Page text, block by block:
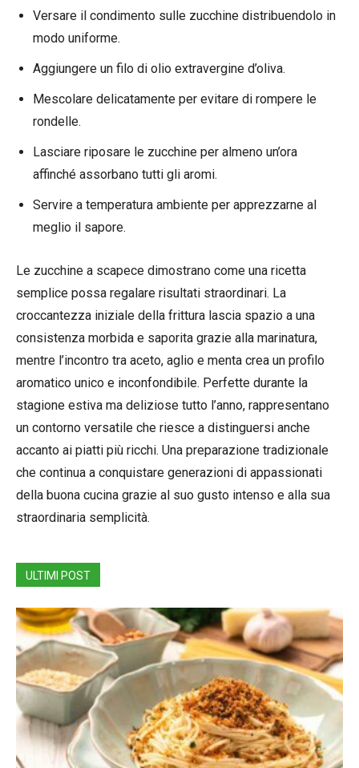
Versare il condimento sulle zucchine distribuendolo in
modo uniforme.
Aggiungere un filo di olio extravergine d’oliva.
Mescolare delicatamente per evitare di rompere le
rondelle.
Lasciare riposare le zucchine per almeno un’ora
affinché assorbano tutti gli aromi.
Servire a temperatura ambiente per apprezzarne al
meglio il sapore.
Le zucchine a scapece dimostrano come una ricetta
semplice possa regalare risultati straordinari. La
croccantezza iniziale della frittura lascia spazio a una
consistenza morbida e saporita grazie alla marinatura,
mentre l’incontro tra aceto, aglio e menta crea un profilo
aromatico unico e inconfondibile. Perfette durante la
stagione estiva ma deliziose tutto l’anno, rappresentano
un contorno versatile che riesce a distinguersi anche
accanto ai piatti più ricchi. Una preparazione tradizionale
che continua a conquistare generazioni di appassionati
della buona cucina grazie al suo gusto intenso e alla sua
straordinaria semplicità.
ULTIMI POST